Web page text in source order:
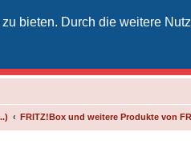
bieten. Durch die weitere
FRITZ!Box und weitere Produkte von